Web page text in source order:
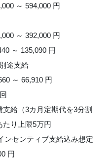
594,000 円
392,000 円
～ 135,090 円
途支給
～ 66,910 円
（3カ月定期代を3分割
り上限5万円
ンセンティブ支給込み想定
円